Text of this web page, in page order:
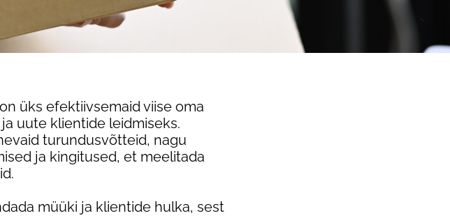
üks efektiivsemaid viise oma
uute klientide leidmiseks.
turundusvõtteid, nagu
ja kingitused, et meelitada
müüki ja klientide hulka, sest